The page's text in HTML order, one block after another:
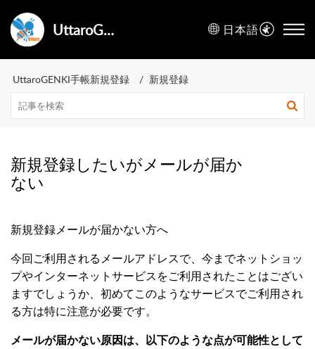
UttaroGENKI手帳ヘルプセンター 日本語
UttaroGENKI手帳新規登録 新規登録
新規登録したいがメールが届か
ない
新規登録メールが届かない方へ
今回ご利用されるメールアドレスで、今までネットショッ
プやインターネットサービスをご利用されたことはござい
ますでしょうか、初めてこのようなサービスでご利用され
る方は特に注意が必要です。
メールが届かない原因は、以下のような点が可能性として